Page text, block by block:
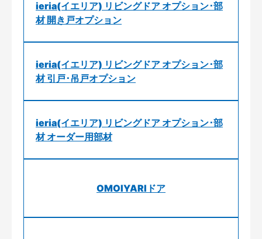
ieria(イエリア) リビングドア オプション･部
材 開き戸オプション
ieria(イエリア) リビングドア オプション･部
材 引戸･吊戸オプション
ieria(イエリア) リビングドア オプション･部
材 オーダー用部材
OMOIYARIドア